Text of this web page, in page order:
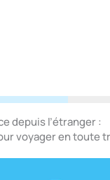
depuis l’étranger :
voyager en toute